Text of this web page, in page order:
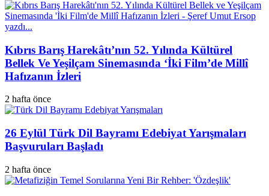
Kıbrıs Barış Harekâtı’nın 52. Yılında Kültürel
Bellek Ve Yeşilçam Sinemasında ‘İki Film’de Millî
Hafızanın İzleri
2 hafta önce
26 Eylül Türk Dil Bayramı Edebiyat Yarışmaları
Başvuruları Başladı
2 hafta önce